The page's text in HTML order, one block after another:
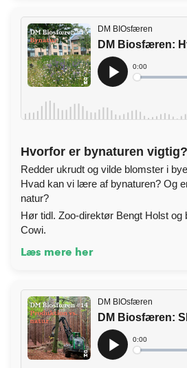
Hvorfor er bynaturen vigtig?
Redder ukrudt og vilde blomster i
Hvad kan vi lære af bynaturen? Og
natur?
Hør tidl. Zoo-direktør Bengt Holst og
Cowi.
Læs mere her